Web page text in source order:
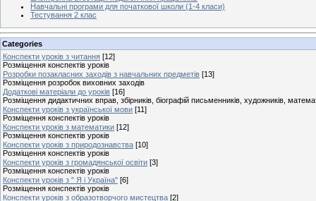
Навчальні програми для початкової школи (1-4 класи)
Тестування 2 клас
Categories
Конспекти уроків з читання [12]
Розміщення конспектів уроків
Розробки позакласних заходів з навчальних предметів [13]
Розміщення розробок виховних заходів
Додаткові матеріали до уроків [16]
Розміщення дидактичних вправ, збірників, біографій письменників, художників,
Конспекти уроків з української мови [11]
Розміщення конспектів уроків
Конспекти уроків з математики [12]
Розміщення конспектів уроків
Конспекти уроків з природознавства [10]
Розміщення конспектів уроків
Конспекти уроків з громадянської освіти [3]
Розміщення конспектів уроків
Конспекти уроків з " Я і Україна" [6]
Розміщення конспектів уроків
Конспекти уроків з образотворчого мистецтва [2]